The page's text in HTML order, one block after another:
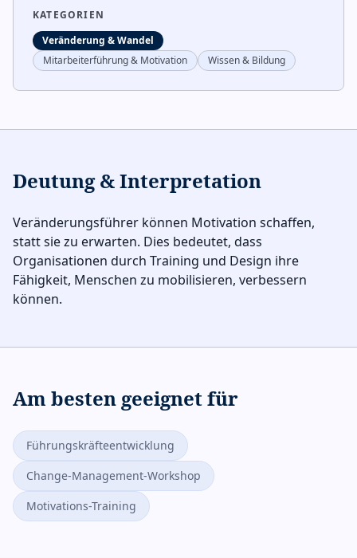
KATEGORIEN
Veränderung & Wandel
Mitarbeiterführung & Motivation
Wissen & Bildung
Deutung & Interpretation
Veränderungsführer können Motivation schaffen,
statt sie zu erwarten. Dies bedeutet, dass
Organisationen durch Training und Design ihre
Fähigkeit, Menschen zu mobilisieren, verbessern
können.
Am besten geeignet für
Führungskräfteentwicklung
Change-Management-Workshop
Motivations-Training